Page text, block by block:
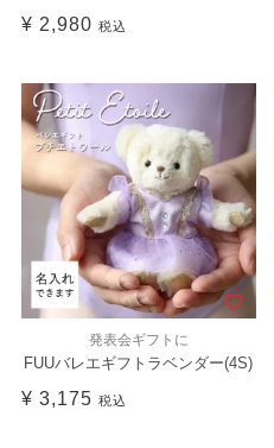
¥ 2,980 税込
発表会ギフトに
FUUバレエギフトラベンダー(4S)
¥ 3,175 税込